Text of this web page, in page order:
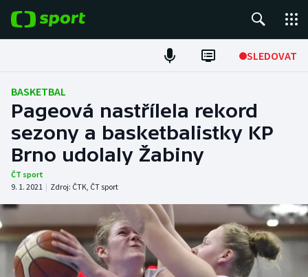
SLEDOVAT
Fotbal
Hokej
Tenis
Atletika
Cyklistika
DALŠÍ SPORTY
BASKETBAL
Pageová nastřílela rekord
sezony a basketbalistky KP
Brno udolaly Žabiny
ČT sport
9. 1. 2021 | Zdroj: ČTK, ČT sport